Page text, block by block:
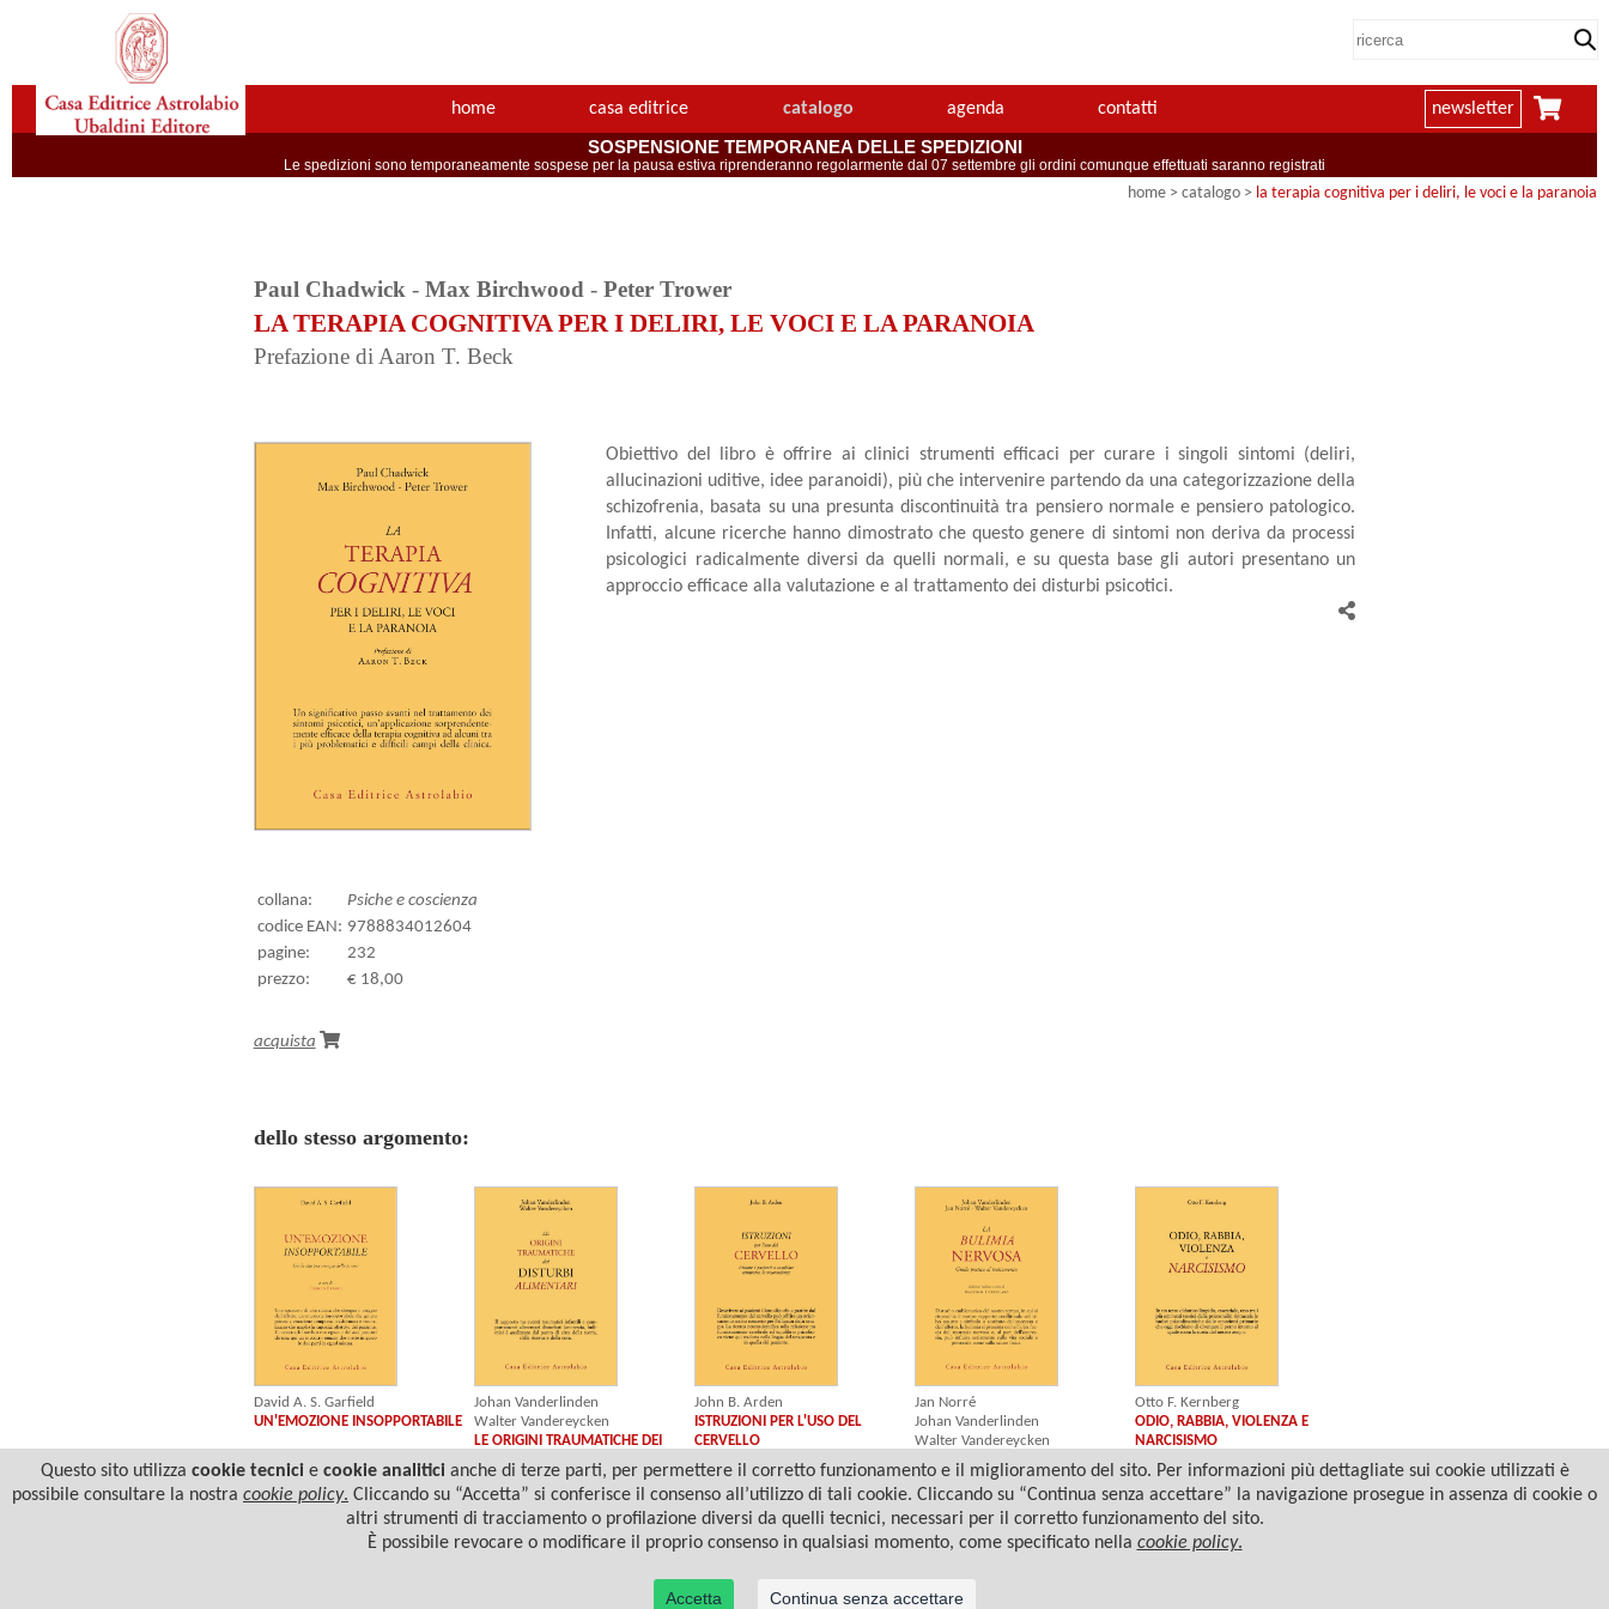
home casa editrice catalogo agenda contatti newsletter
SOSPENSIONE TEMPORANEA DELLE SPEDIZIONI
Le spedizioni sono temporaneamente sospese per la pausa estiva riprenderanno regolarmente dal 07 settembre gli ordini comunque effettuati saranno registrati
home > catalogo > la terapia cognitiva per i deliri, le voci e la paranoia
Paul Chadwick- Max Birchwood- Peter Trower
LA TERAPIA COGNITIVA PER I DELIRI, LE VOCI E LA PARANOIA
Prefazione di Aaron T. Beck
Obiettivo del libro è offrire ai clinici strumenti efficaci per curare i singoli sintomi (deliri,
allucinazioni uditive, idee paranoidi), più che intervenire partendo da una categorizzazione della
schizofrenia, basata su una presunta discontinuità tra pensiero normale e pensiero patologico.
Infatti, alcune ricerche hanno dimostrato che questo genere di sintomi non deriva da processi
psicologici radicalmente diversi da quelli normali, e su questa base gli autori presentano un
approccio efficace alla valutazione e al trattamento dei disturbi psicotici.
collana:
Psiche e coscienza
codice EAN: 9788834012604
pagine:
232
prezzo:
€ 18,00
acquista
dello stesso argomento:
David A. S. Garfield
UN'EMOZIONE INSOPPORTABILE
Johan Vanderlinden
Walter Vandereycken
LE ORIGINI TRAUMATICHE DEI
DISTURBI ALIMENTARI
John B. Arden
ISTRUZIONI PER L'USO DEL
CERVELLO
Jan Norré
Johan Vanderlinden
Walter Vandereycken
LA BULIMIA NERVOSA
Otto F. Kernberg
ODIO, RABBIA, VIOLENZA E
NARCISISMO
Questo sito utilizza cookie tecnicie cookie analiticianche di terze parti, per permettere il corretto funzionamento e il miglioramento del sito. Per informazioni più dettagliate sui cookie utilizzati è
possibile consultare la nostra cookie policy. Cliccando su “Accetta” si conferisce il consenso all’utilizzo di tali cookie. Cliccando su “Continua senza accettare” la navigazione prosegue in assenza di cookie o
altri strumenti di tracciamento o profilazione diversi da quelli tecnici, necessari per il corretto funzionamento del sito.
È possibile revocare o modificare il proprio consenso in qualsiasi momento, come specificato nella cookie policy.
Accetta Continua senza accettare